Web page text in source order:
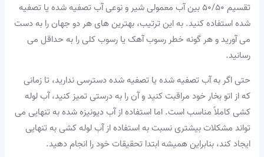
تقسیم ۵۰/۵۰ بین آب معمولی شیر و نوعی آب تصفیه شده یا تصفیه
شده استفاده کنید. به این ترتیب، بهترین های هر دو جهان را به دست
می آورید و هر گونه خطر رسوب آهک یا رسوب کلی را به حداقل می
رسانید.
حتی اگر به آب تصفیه شده یا تصفیه شده دسترسی ندارید، تا زمانی
که از اتو بخار خود مراقبت کنید و آن را به درستی تمیز کنید، آب لوله
کشی کاملاً مناسب است. اما استفاده از آب دیونیزه شده به تنهایی می
تواند مشکلات بیشتری نسبت به استفاده از آب لوله کشی به تنهایی
ایجاد کند، بنابراین همیشه ابتدا تحقیقات خود را انجام دهید.